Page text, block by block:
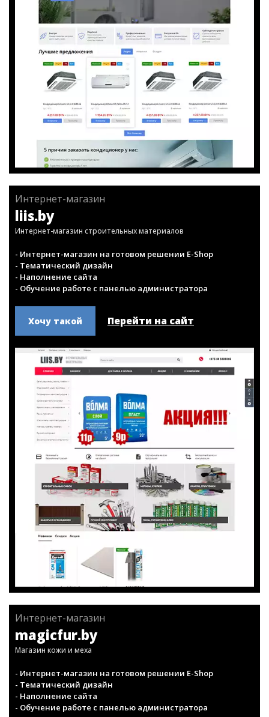
Интернет-магазин
liis.by
Интернет-магазин строительных материалов
- Интернет-магазин на готовом решении E-Shop
- Тематический дизайн
- Наполнение сайта
- Обучение работе с панелью администратора
Хочу такой Перейти на сайт
Интернет-магазин
magicfur.by
Магазин кожи и меха